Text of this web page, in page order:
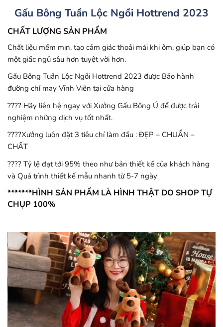
Gấu Bông Tuần Lộc Ngồi Hottrend 2023
CHẤT LƯỢNG SẢN PHẨM
Chất liệu mềm mịn, tạo cảm giác thoải mái khi ôm, giúp bạn có
một giấc ngủ sâu hơn tuyệt vời hơn.
Gấu Bông Tuần Lộc Ngồi Hottrend 2023 được Bảo hành
đường chỉ may Vĩnh Viễn tại cửa hàng
???? Hãy liên hệ ngay với Xưởng Gấu Bông Ú để được trải
nghiệm những dịch vụ tốt nhất.
????Xưởng luôn đặt 3 tiêu chí làm đầu : ĐẸP – CHUẨN –
CHẤT
???? Tỷ lệ đạt tới 95% theo như bản thiết kế của khách hàng
và Quá trình thiết kế mẫu nhanh từ 5-7 ngày
*******HÌNH SẢN PHẨM LÀ HÌNH THẬT DO SHOP TỰ
CHỤP 100%